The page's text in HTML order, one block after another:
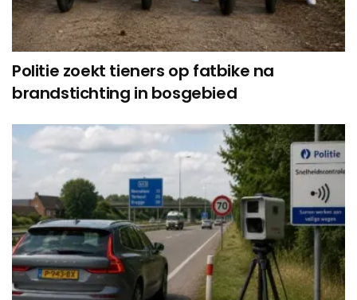
Politie zoekt tieners op fatbike na
brandstichting in bosgebied